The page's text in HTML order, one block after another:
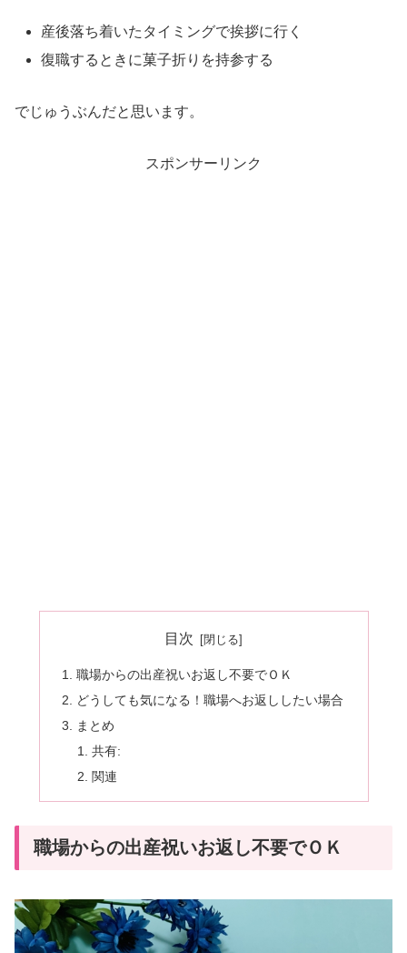
産後落ち着いたタイミングで挨拶に行く
復職するときに菓子折りを持参する
でじゅうぶんだと思います。
スポンサーリンク
目次
職場からの出産祝いお返し不要でＯＫ
どうしても気になる！職場へお返ししたい場合
まとめ
共有:
関連
職場からの出産祝いお返し不要でＯＫ